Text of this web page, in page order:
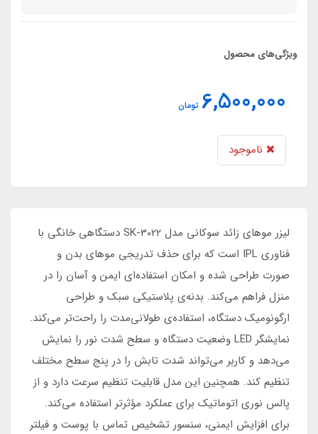
ویژگی‌های محصول
6,500,000 تومان
ناموجود
لیزر موهای زائد سوکانی مدل SK-3022 دستگاهی خانگی با
فناوری IPL است که برای حذف تدریجی موهای بدن و
صورت طراحی شده و امکان استفاده‌ای ایمن و آسان را در
منزل فراهم می‌کند. بدنه‌ی پلاستیکی سبک و طراحی
ارگونومیک دستگاه، استفاده‌ی طولانی‌مدت را راحت‌تر می‌کند.
نمایشگر LED وضعیت دستگاه و سطح شدت نور را نمایش
می‌دهد و کاربر می‌تواند شدت تابش را در پنج سطح مختلف
تنظیم کند. همچنین این مدل قابلیت تنظیم سرعت دارد و از
پالس نوری اتوماتیک برای عملکرد مؤثرتر استفاده می‌کند.
برای افزایش ایمنی، سنسور تشخیص تماس با پوست و فیلتر